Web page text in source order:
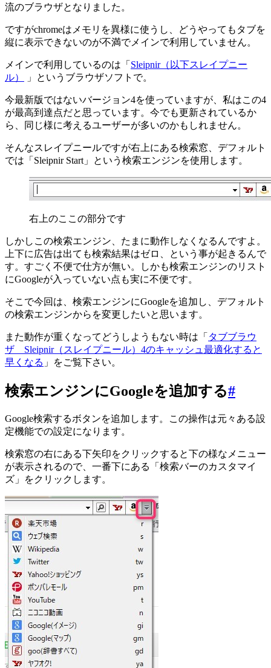
流のブラウザとなりました。
ですがchromeはメモリを異様に使うし、どうやってもタブを
縦に表示できないのが不満でメインで利用していません。
メインで利用しているのは「 Sleipnir（以下スレイプニー
ル）
」というブラウザソフトで。
今最新版ではないバージョン4を使っていますが、私はこの4
が最高到達点だと思っています。今でも更新されているか
ら、同じ様に考えるユーザーが多いのかもしれません。
そんなスレイプニールですが右上にある検索窓、デフォルト
では「Sleipnir Start」という検索エンジンを使用します。
右上のここの部分です
しかしこの検索エンジン、たまに動作しなくなるんですよ。
上下に広告は出ても検索結果はゼロ、という事が起きるんで
す。すごく不便で仕方が無い。しかも検索エンジンのリスト
にGoogleが入っていない点も実に不便です。
そこで今回は、検索エンジンにGoogleを追加し、デフォルト
の検索エンジンからを変更したいと思います。
また動作が重くなってどうしようもない時は「 タブブラウ
ザ Sleipnir（スレイプニール）4のキャッシュ最適化すると
早くなる 」をご覧下さい。
検索エンジンにGoogleを追加する#
Google検索するボタンを追加します。この操作は元々ある設
定機能での設定になります。
検索窓の右にある下矢印をクリックすると下の様なメニュー
が表示されるので、一番下にある「検索バーのカスタマイ
ズ」をクリックします。